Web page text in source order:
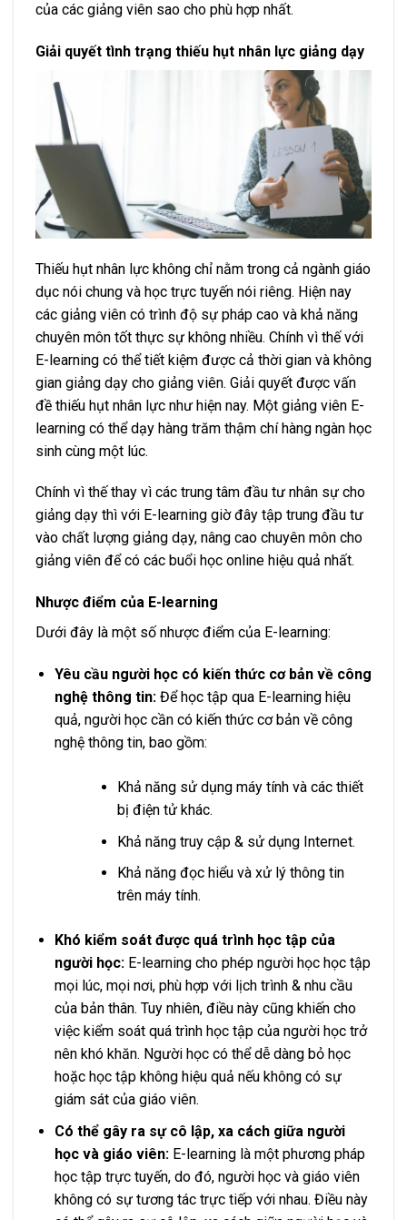
của các giảng viên sao cho phù hợp nhất.
Giải quyết tình trạng thiếu hụt nhân lực giảng dạy
Thiếu hụt nhân lực không chỉ nằm trong cả ngành giáo
dục nói chung và học trực tuyến nói riêng. Hiện nay
các giảng viên có trình độ sự pháp cao và khả năng
chuyên môn tốt thực sự không nhiều. Chính vì thế với
E-learning có thể tiết kiệm được cả thời gian và không
gian giảng dạy cho giảng viên. Giải quyết được vấn
đề thiếu hụt nhân lực như hiện nay. Một giảng viên E-
learning có thể dạy hàng trăm thậm chí hàng ngàn học
sinh cùng một lúc.
Chính vì thế thay vì các trung tâm đầu tư nhân sự cho
giảng dạy thì với E-learning giờ đây tập trung đầu tư
vào chất lượng giảng dạy, nâng cao chuyên môn cho
giảng viên để có các buổi học online hiệu quả nhất.
Nhược điểm của E-learning
Dưới đây là một số nhược điểm của E-learning:
Yêu cầu người học có kiến thức cơ bản về công
nghệ thông tin:Để học tập qua E-learning hiệu
quả, người học cần có kiến thức cơ bản về công
nghệ thông tin, bao gồm:
Khả năng sử dụng máy tính và các thiết
bị điện tử khác.
Khả năng truy cập & sử dụng Internet.
Khả năng đọc hiểu và xử lý thông tin
trên máy tính.
Khó kiểm soát được quá trình học tập của
người học:E-learning cho phép người học học tập
mọi lúc, mọi nơi, phù hợp với lịch trình & nhu cầu
của bản thân. Tuy nhiên, điều này cũng khiến cho
việc kiểm soát quá trình học tập của người học trở
nên khó khăn. Người học có thể dễ dàng bỏ học
hoặc học tập không hiệu quả nếu không có sự
giám sát của giáo viên.
Có thể gây ra sự cô lập, xa cách giữa người
học và giáo viên:E-learning là một phương pháp
học tập trực tuyến, do đó, người học và giáo viên
không có sự tương tác trực tiếp với nhau. Điều này